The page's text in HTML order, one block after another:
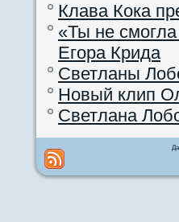
Клава Кока
«Ты не
Егора Крида
Светланы
Новый клип
Светлана